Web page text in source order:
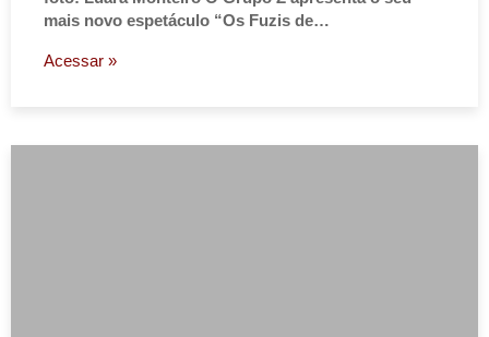
mais novo espetáculo “Os Fuzis de…
Acessar »